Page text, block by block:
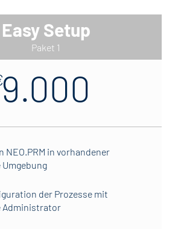
Easy Setup
Paket 1
9.000
NEO.PRM in vorhandener
der Prozesse mit
Administrator